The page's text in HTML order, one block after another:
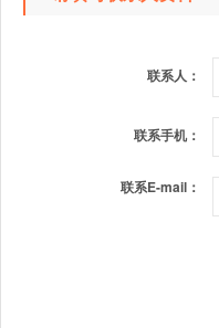
联系人：
联系手机：
联系E-mail：